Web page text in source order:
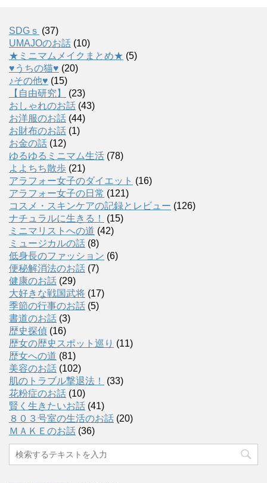
SDGｓ (37)
UMAJOのお話 (10)
★ミニマムメイクまとめ★ (5)
♥うちの猫♥ (20)
♪その他♥ (15)
【自由研究】
(23)
おしゃれのお話 (43)
お洋服のお話 (44)
お財布のお話 (1)
お金の話 (12)
ゆるゆるミニマム生活 (78)
よよちち散歩 (21)
アラフォー女子のダイエット (16)
アラフォー女子の日常 (121)
コスメ・スキンケアの記録とレビュー (126)
ナチュラルに生きる！
(15)
ミニマリストへの道 (42)
ミュージカルの話 (8)
低身長のファッション (6)
便秘解消法のお話 (7)
健康のお話 (29)
大好きな戦国武将 (17)
季節の行事のお話 (5)
書道のお話 (3)
歴史探偵 (16)
歴女の歴史スポット巡り (11)
歴女への道 (81)
美容のお話 (102)
肌のトラブル撃退法！
(33)
花粉症のお話 (10)
賢く生きたいお話 (41)
８０３号室の生活のお話 (20)
ＭＡＫＥのお話 (36)